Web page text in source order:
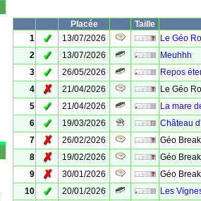
Placée Taille
1
✓ 13/07/2026
Le Géo
2
✓ 13/07/2026
Meuhhh
3
✓ 26/05/2026
Repos
4
✗ 21/04/2026
Le Géo
5
✓ 21/04/2026
La mare
6
✓ 19/03/2026
Château
7
✗ 26/02/2026
Géo
8
✗ 19/02/2026
Géo
9
✗ 30/01/2026
Géo
10
✓ 20/01/2026
Les